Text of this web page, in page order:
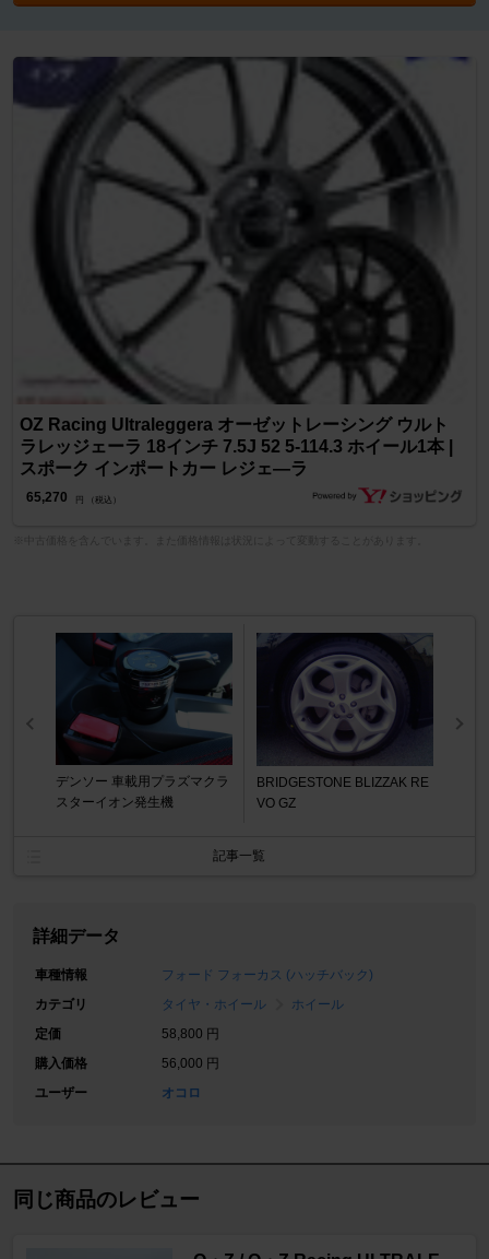
OZ Racing Ultraleggera オーゼットレーシング ウルト
ラレッジェーラ 18インチ 7.5J 52 5-114.3 ホイール1本 |
スポーク インポートカー レジェ―ラ
65,270 円 （税込）
デンソー 車載用プラズマクラ
スターイオン発生機
BRIDGESTONE BLIZZAK RE
VO GZ
記事一覧
詳細データ
車種情報
フォード フォーカス (ハッチバック)
カテゴリ
タイヤ・ホイール
ホイール
定価
58,800 円
購入価格
56,000 円
ユーザー
オコロ
同じ商品のレビュー